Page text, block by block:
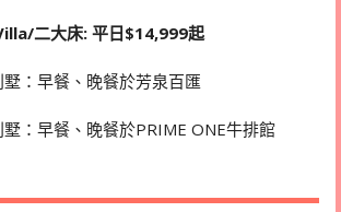
二大床: 平日$14,999起
：早餐、晚餐於芳泉百匯
：早餐、晚餐於PRIME ONE牛排館